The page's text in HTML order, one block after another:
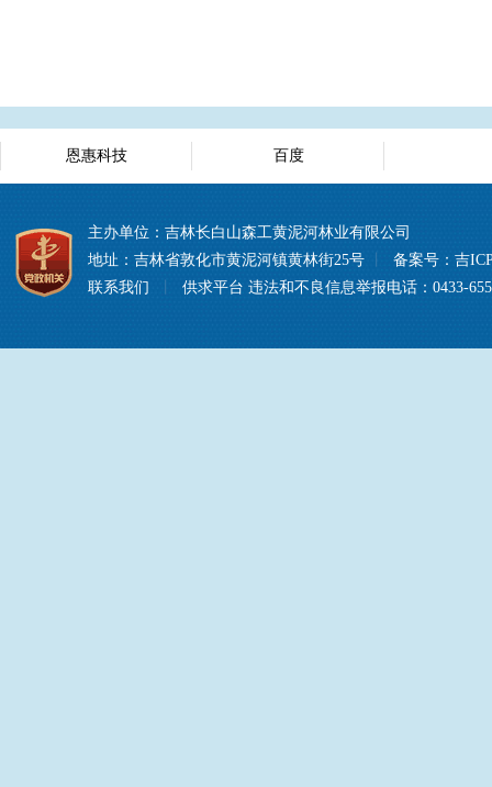
恩惠科技 百度
主办单位：吉林长白山森工黄泥河林业有限公司
地址：吉林省敦化市黄泥河镇黄林街25号
备案号： 吉
联系我们
供求平台 违法和不良信息举报电话：0433-